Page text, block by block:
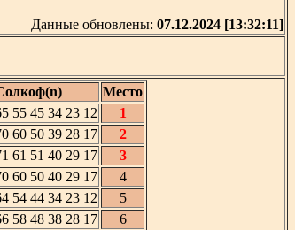
Данные обновлены: 07.12.2024 [13:32:11]
Место
55 45 34 23 12
1
60 50 39 28 17
2
61 51 40 29 17
3
60 50 40 29 17
4
54 44 34 23 12
5
58 48 38 28 17
6